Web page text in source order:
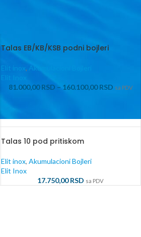
Talas EB/KB/KSB podni bojleri
Elit inox, Akumulacioni Bojleri
Elit Inox
81.000,00RSD – 160.100,00RSD sa PDV
Talas 10 pod pritiskom
Elit inox, Akumulacioni Bojleri
Elit Inox
17.750,00RSD sa PDV